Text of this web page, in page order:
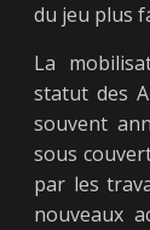
du jeu plus
La
statut des
souvent
sous
par les
nouveaux